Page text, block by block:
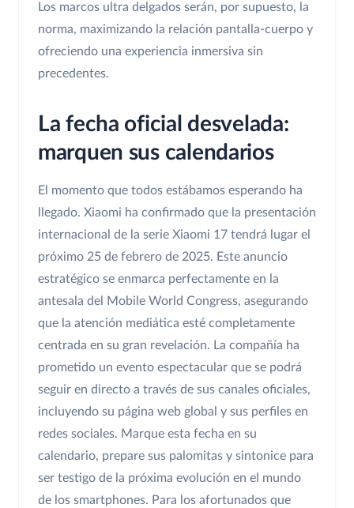
Los marcos ultra delgados serán, por supuesto, la
norma, maximizando la relación pantalla-cuerpo y
ofreciendo una experiencia inmersiva sin
precedentes.
La fecha oficial desvelada:
marquen sus calendarios
El momento que todos estábamos esperando ha
llegado. Xiaomi ha confirmado que la presentación
internacional de la serie Xiaomi 17 tendrá lugar el
próximo 25 de febrero de 2025. Este anuncio
estratégico se enmarca perfectamente en la
antesala del Mobile World Congress, asegurando
que la atención mediática esté completamente
centrada en su gran revelación. La compañía ha
prometido un evento espectacular que se podrá
seguir en directo a través de sus canales oficiales,
incluyendo su página web global y sus perfiles en
redes sociales. Marque esta fecha en su
calendario, prepare sus palomitas y sintonice para
ser testigo de la próxima evolución en el mundo
de los smartphones. Para los afortunados que